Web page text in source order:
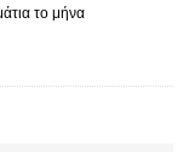
το μήνα